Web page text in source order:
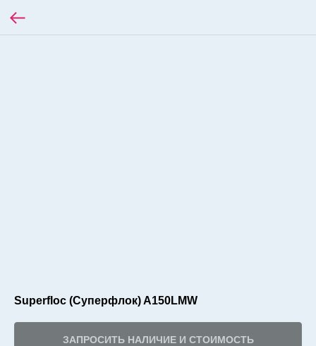
Superfloc (Суперфлок) A150LMW
ЗАПРОСИТЬ НАЛИЧИЕ И СТОИМОСТЬ